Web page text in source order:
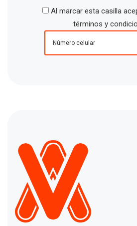
Al marcar esta casilla
términos y